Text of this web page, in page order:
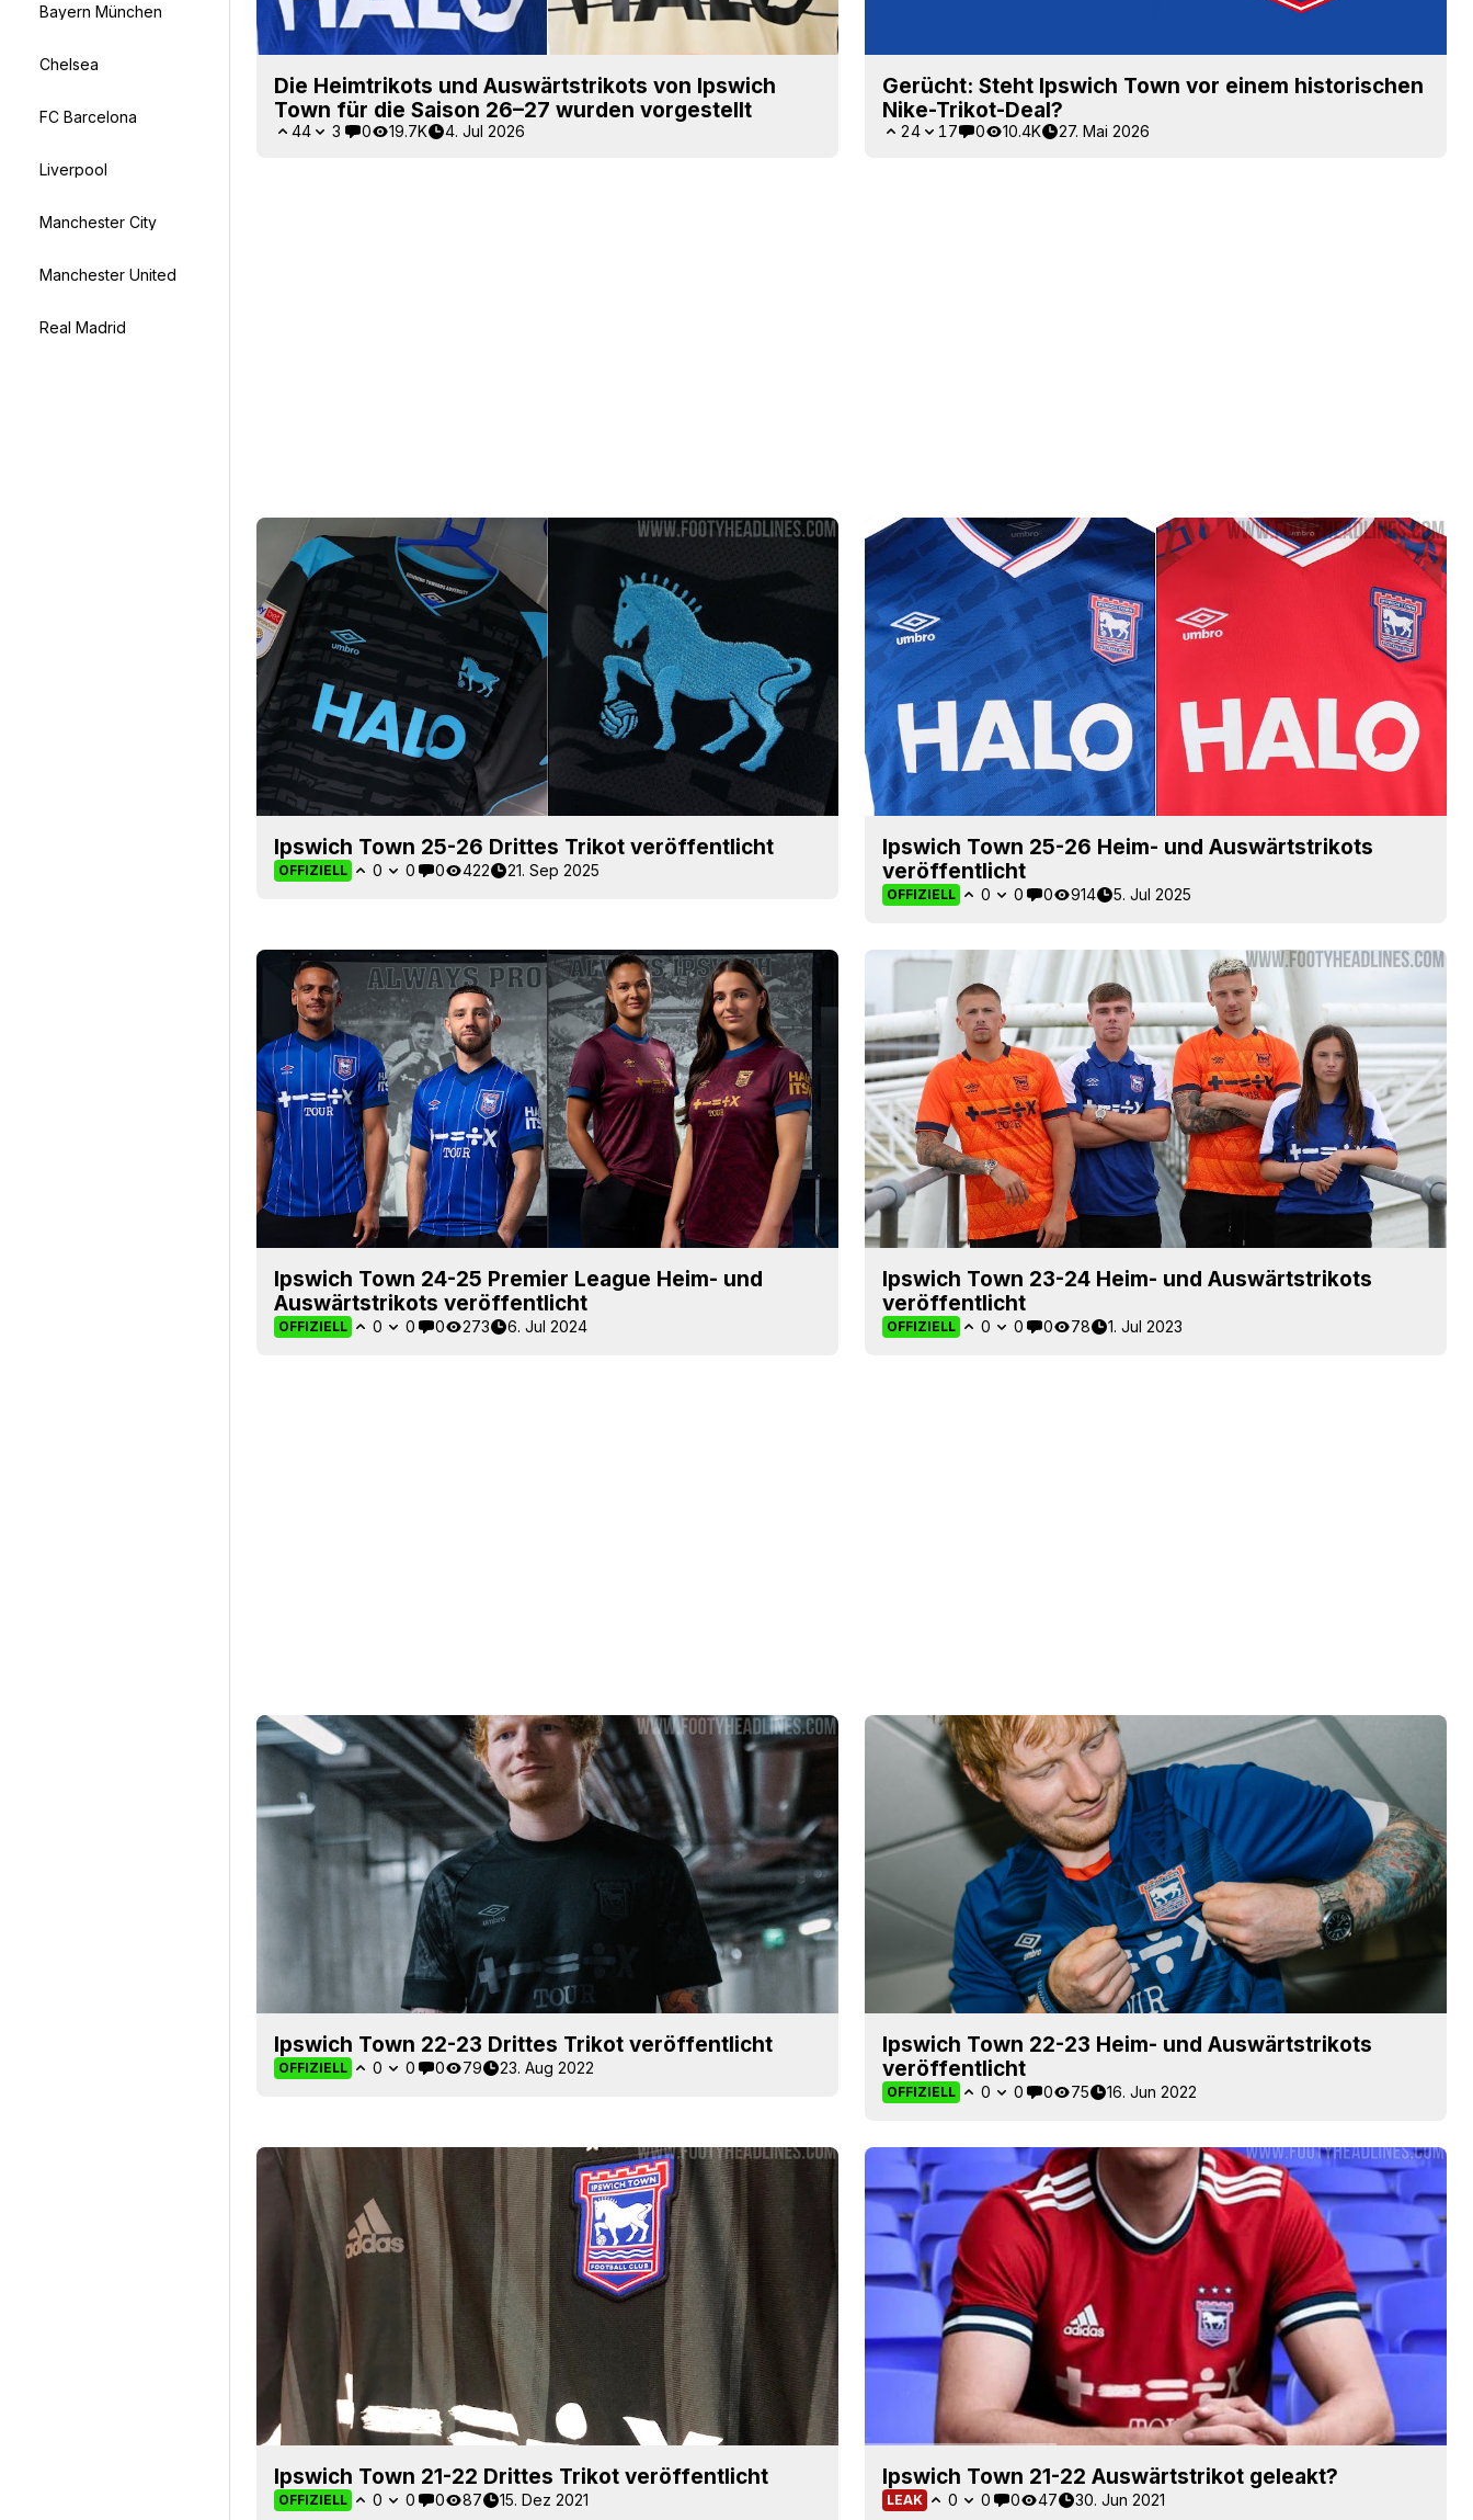
Bayern München
Chelsea
FC Barcelona
Liverpool
Manchester City
Manchester United
Real Madrid
Die Heimtrikots und Auswärtstrikots von Ipswich
Town für die Saison 26–27 wurden vorgestellt
44 3 0 19.7K 4. Jul 2026
Gerücht: Steht Ipswich Town vor einem historischen
Nike-Trikot-Deal?
24 17 0 10.4K 27. Mai 2026
Ipswich Town 25-26 Drittes Trikot veröffentlicht
OFFIZIELL 0 0 0 422 21. Sep 2025
Ipswich Town 25-26 Heim- und Auswärtstrikots
veröffentlicht
OFFIZIELL 0 0 0 914 5. Jul 2025
Ipswich Town 24-25 Premier League Heim- und
Auswärtstrikots veröffentlicht
OFFIZIELL 0 0 0 273 6. Jul 2024
Ipswich Town 23-24 Heim- und Auswärtstrikots
veröffentlicht
OFFIZIELL 0 0 0 78 1. Jul 2023
Ipswich Town 22-23 Drittes Trikot veröffentlicht
OFFIZIELL 0 0 0 79 23. Aug 2022
Ipswich Town 22-23 Heim- und Auswärtstrikots
veröffentlicht
OFFIZIELL 0 0 0 75 16. Jun 2022
Ipswich Town 21-22 Drittes Trikot veröffentlicht
OFFIZIELL 0 0 0 87 15. Dez 2021
Ipswich Town 21-22 Auswärtstrikot geleakt?
LEAK 0 0 0 47 30. Jun 2021